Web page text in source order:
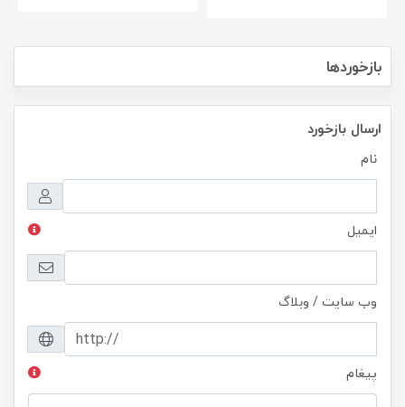
بازخوردها
ارسال بازخورد
نام
ایمیل
وب سایت / وبلاگ
پیغام